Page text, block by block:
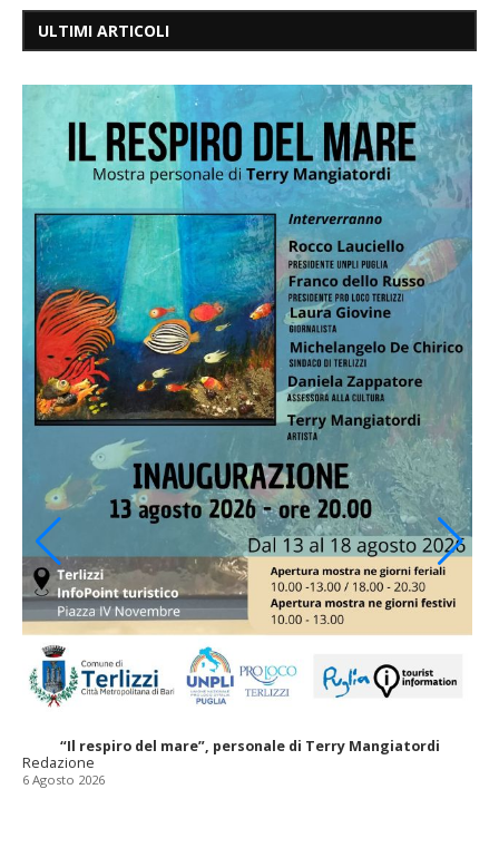
ULTIMI ARTICOLI
“Il respiro del mare”, personale di Terry Mangiatordi
Redazione
6 Agosto 2026